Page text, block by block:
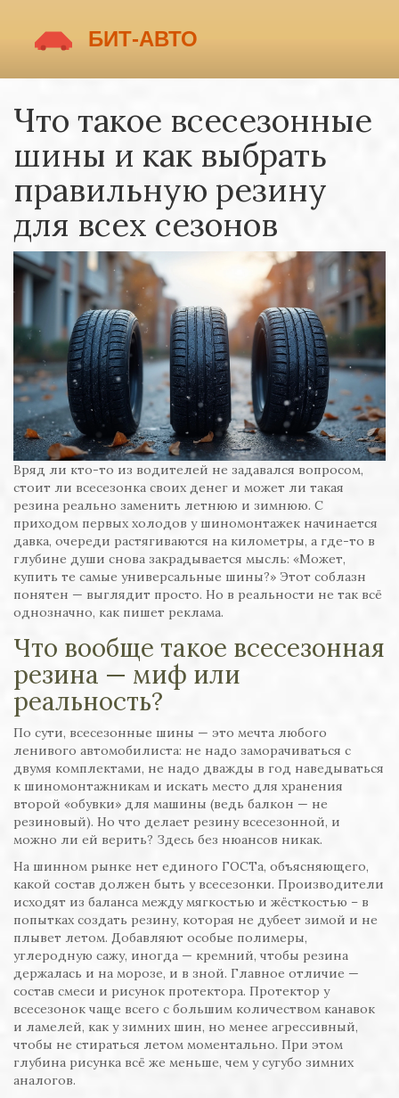
Что такое всесезонные
шины и как выбрать
правильную резину
для всех сезонов
Вряд ли кто-то из водителей не задавался вопросом,
стоит ли всесезонка своих денег и может ли такая
резина реально заменить летнюю и зимнюю. С
приходом первых холодов у шиномонтажек начинается
давка, очереди растягиваются на километры, а где-то в
глубине души снова закрадывается мысль: «Может,
купить те самые универсальные шины?» Этот соблазн
понятен — выглядит просто. Но в реальности не так всё
однозначно, как пишет реклама.
Что вообще такое всесезонная
резина — миф или
реальность?
По сути, всесезонные шины — это мечта любого
ленивого автомобилиста: не надо заморачиваться с
двумя комплектами, не надо дважды в год наведываться
к шиномонтажникам и искать место для хранения
второй «обувки» для машины (ведь балкон — не
резиновый). Но что делает резину всесезонной, и
можно ли ей верить? Здесь без нюансов никак.
На шинном рынке нет единого ГОСТа, объясняющего,
какой состав должен быть у всесезонки. Производители
исходят из баланса между мягкостью и жёсткостью – в
попытках создать резину, которая не дубеет зимой и не
плывет летом. Добавляют особые полимеры,
углеродную сажу, иногда — кремний, чтобы резина
держалась и на морозе, и в зной. Главное отличие —
состав смеси и рисунок протектора. Протектор у
всесезонок чаще всего с большим количеством канавок
и ламелей, как у зимних шин, но менее агрессивный,
чтобы не стираться летом моментально. При этом
глубина рисунка всё же меньше, чем у сугубо зимних
аналогов.